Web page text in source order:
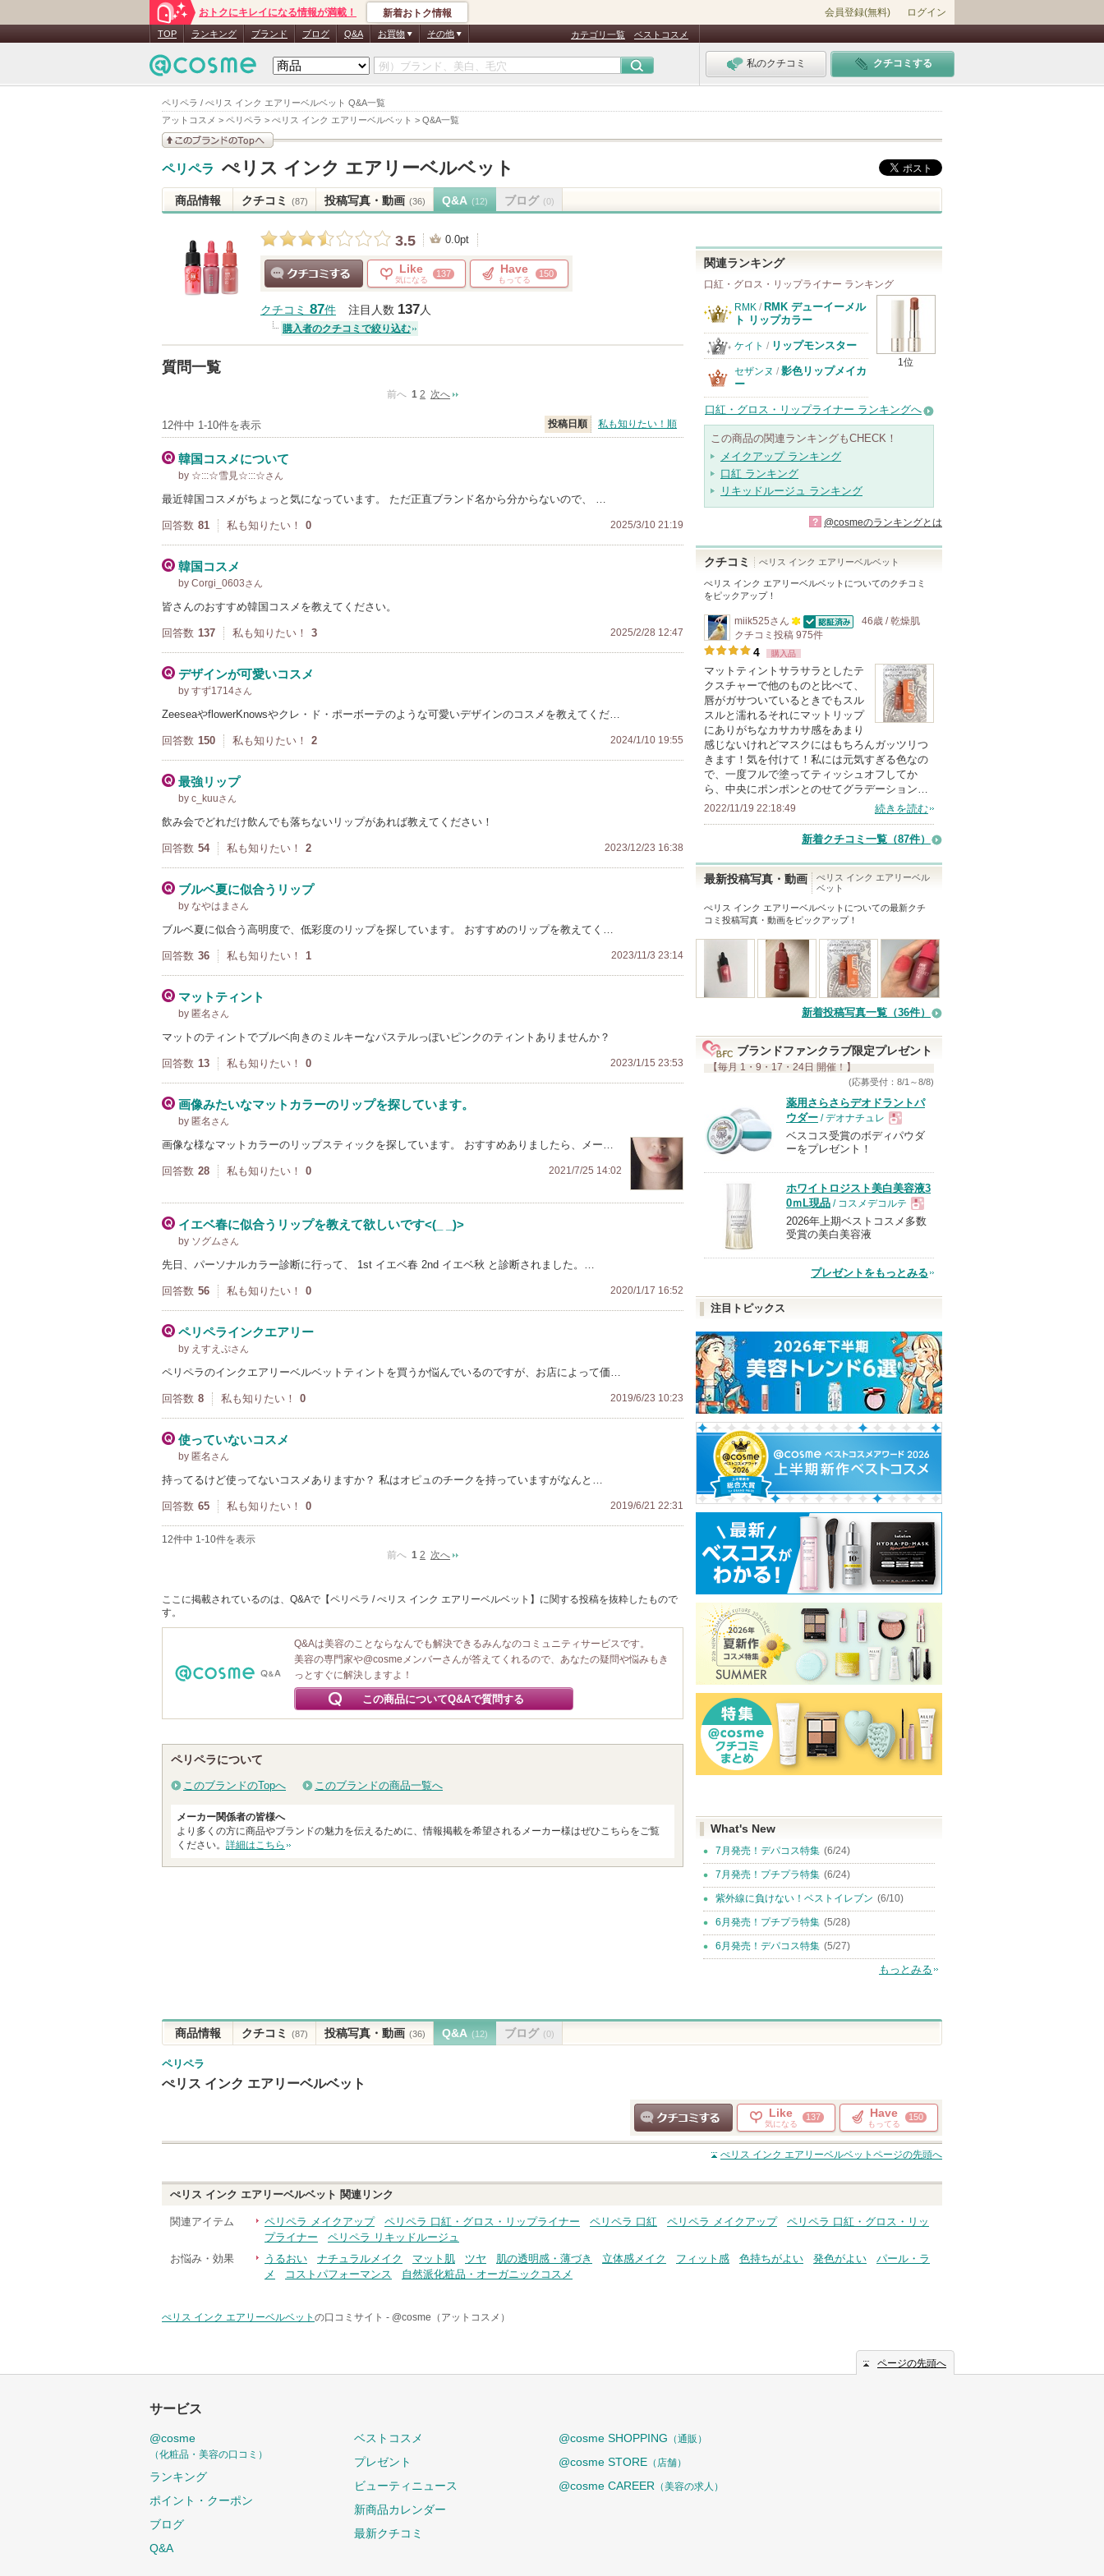
ペリペラ / ぺリス インク エアリーベルベット Q&A一覧
アットコスメ > ペリペラ > ぺリス インク エアリーベルベット > Q&A一覧
おトクにキレイになる情報が満載！ 新着おトク情報 会員登録(無料) ログイン
TOP ランキング ブランド ブログ Q&A お買物 その他 カテゴリ一覧 ベストコスメ
私のクチコミ クチコミする
このブランドの情報を
ペリペラ ぺリス インク エアリーベルベット
商品情報 クチコミ (87) 投稿写真・動画 (36) Q&A (12) ブログ (0)
3.5 0.0pt
Like
気になる
137 Have
もってる
150
クチコミ 87件 注目人数 137人
購入者のクチコミで絞り込む
質問一覧
前へ 1 2 次へ
12件中 1-10件を表示 投稿日順 私も知りたい！順
韓国コスメについて
by ☆:::☆雪見☆:::☆さん
最近韓国コスメがちょっと気になっています。 ただ正直ブランド名から分からないので、 …
回答数 81 私も知りたい！ 0 2025/3/10 21:19
韓国コスメ
by Corgi_0603さん
皆さんのおすすめ韓国コスメを教えてください。
回答数 137 私も知りたい！ 3 2025/2/28 12:47
デザインが可愛いコスメ
by すず1714さん
ZeeseaやflowerKnowsやクレ・ド・ポーボーテのような可愛いデザインのコスメを教えてくだ…
回答数 150 私も知りたい！ 2 2024/1/10 19:55
最強リップ
by c_kuuさん
飲み会でどれだけ飲んでも落ちないリップがあれば教えてください！
回答数 54 私も知りたい！ 2 2023/12/23 16:38
ブルベ夏に似合うリップ
by なやはま さん
ブルベ夏に似合う高明度で、低彩度のリップを探しています。 おすすめのリップを教えてく…
回答数 36 私も知りたい！ 1 2023/11/3 23:14
マットティント
by 匿名 さん
マットのティントでブルベ向きのミルキーなパステルっぽいピンクのティントありませんか？
回答数 13 私も知りたい！ 0 2023/1/15 23:53
画像みたいなマットカラーのリップを探しています。
by 匿名 さん
画像な様なマットカラーのリップスティックを探しています。 おすすめありましたら、メー…
回答数 28 私も知りたい！ 0 2021/7/25 14:02
イエベ春に似合うリップを教えて欲しいです<(_ _)>
by ソグムさん
先日、パーソナルカラー診断に行って、 1st イエベ春 2nd イエベ秋 と診断されました。…
回答数 56 私も知りたい！ 0 2020/1/17 16:52
ペリペラインクエアリー
by えすえぷさん
ペリペラのインクエアリーベルベットティントを買うか悩んでいるのですが、お店によって価…
回答数 8 私も知りたい！ 0 2019/6/23 10:23
使っていないコスメ
by 匿名 さん
持ってるけど使ってないコスメありますか？ 私はオピュのチークを持っていますがなんと…
回答数 65 私も知りたい！ 0 2019/6/21 22:31
12件中 1-10件を表示
前へ 1 2 次へ
ここに掲載されているのは、Q&Aで【ペリペラ / ぺリス インク エアリーベルベット】に関する投稿を抜粋したもので
す。
Q&Aは美容のことならなんでも解決できるみんなのコミュニティサービスです。
美容の専門家や@cosmeメンバーさんが答えてくれるので、あなたの疑問や悩みもき
っとすぐに解決しますよ！
この商品についてQ&Aで質問する
ペリペラについて
このブランドのTopへ このブランドの商品一覧へ
メーカー関係者の皆様へ
より多くの方に商品やブランドの魅力を伝えるために、情報掲載を希望されるメーカー様はぜひこちらをご覧
ください。 詳細はこちら
関連ランキング
口紅・グロス・リップライナー ランキング
1位
RMK / RMK デューイーメル
ト リップカラー
ケイト / リップモンスター
セザンヌ / 影色リップメイカ
ー
口紅・グロス・リップライナー ランキングへ
この商品の関連ランキングもCHECK！
メイクアップ ランキング
口紅 ランキング
リキッドルージュ ランキング
? @cosmeのランキングとは
クチコミ ぺリス インク エアリーベルベット
ぺリス インク エアリーベルベット についてのクチコミ
をピックアップ！
miik525さん
100
人
以
上
の
メ
ン
バ
ー
に
に
り
録
れ
ま
す
認証済
46歳 / 乾燥肌
クチコミ投稿 975件
4 購入品
マットティントサラサラとしたテ
クスチャーで他のものと比べて、
唇がガサついているときでもスル
スルと濡れるそれにマットリップ
にありがちなカサカサ感をあまり
感じないけれどマスクにはもちろんガッツリつ
きます！気を付けて！私には元気すぎる色なの
で、一度フルで塗ってティッシュオフしてか
ら、中央にポンポンとのせてグラデーション…
2022/11/19 22:18:49 続きを読む
新着クチコミ一覧 （87件）
最新投稿写真・動画
ぺリス インク エアリーベル
ベット
ぺリス インク エアリーベルベット についての最新クチ
コミ投稿写真・動画をピックアップ！
新着投稿写真一覧（36件）
ブランドファンクラブ限定プレゼント
【毎月 1・9・17・24日 開催！】
(応募受付：8/1～8/8)
薬用さらさらデオドラントパ
ウダー / デオナチュレ
現
品
ベスコス受賞のボディパウダ
ーをプレゼント！
ホワイトロジスト美白美容液3
0ｍL現品 / コスメデコルテ
現
品
2026年上期ベストコスメ多数
受賞の美白美容液
プレゼントをもっとみる
注目トピックス
What's New
7月発売！デパコス特集 (6/24)
7月発売！プチプラ特集 (6/24)
紫外線に負けない！ベストイレブン (6/10)
6月発売！プチプラ特集 (5/28)
6月発売！デパコス特集 (5/27)
もっとみる
商品情報 クチコミ (87) 投稿写真・動画 (36) Q&A (12) ブログ (0)
ペリペラ
ぺリス インク エアリーベルベット
クチコミする
Like
気になる
137 Have
もってる
150
ぺリス インク エアリーベルベット ページの先頭へ
ぺリス インク エアリーベルベット 関連リンク
関連アイテム ペリペラ メイクアップ ペリペラ 口紅・グロス・リップライナー ペリペラ 口紅 ペリペラ メイクアップ
ペリペラ 口紅・グロス・リッ
プライナー
ペリペラ リキッドルージュ
お悩み・効果
うるおい ナチュラルメイク マット肌 ツヤ 肌の透明感・薄づき 立体感メイク フィット感 色持ちがよい 発色がよい
パール・ラ
メ
コストパフォーマンス 自然派化粧品・オーガニックコスメ
ぺリス インク エアリーベルベット の口コミサイト - @cosme（アットコスメ）
ページの先頭へ
サービス
@cosme
（化粧品・美容の口コミ）
ランキング
ポイント・クーポン
ブログ
Q&A
ベストコスメ
プレゼント
ビューティニュース
新商品カレンダー
最新クチコミ
@cosme SHOPPING （通販）
@cosme STORE （店舗）
@cosme CAREER （美容の求人）